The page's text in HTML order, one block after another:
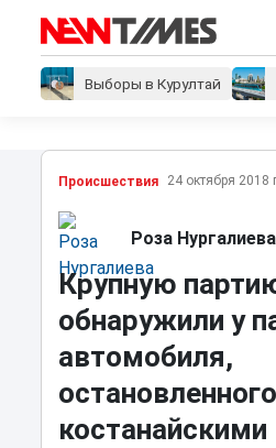
Выборы в Курултай
Проиcшествия 24 октября 2018
Роза Нургалиева
Крупную
обнаружили у
автомобиля,
остановленного
костанайскими